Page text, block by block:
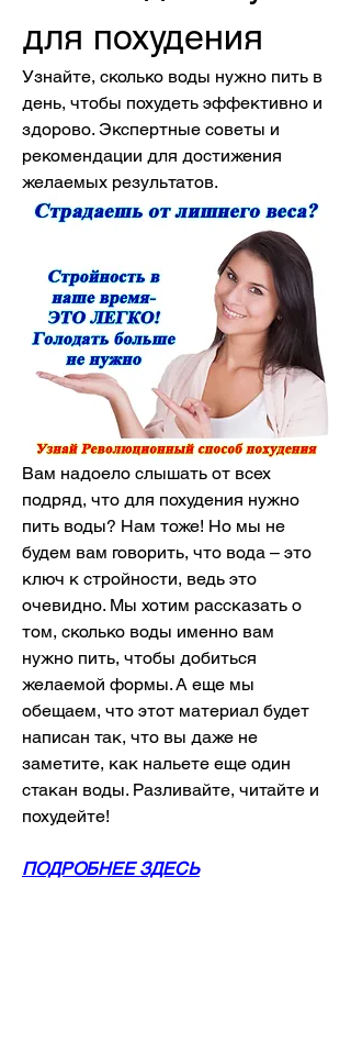
для похудения
Узнайте, сколько воды нужно пить в
день, чтобы похудеть эффективно и
здорово. Экспертные советы и
рекомендации для достижения
желаемых результатов.
Вам надоело слышать от всех
подряд, что для похудения нужно
пить воды? Нам тоже! Но мы не
будем вам говорить, что вода – это
ключ к стройности, ведь это
очевидно. Мы хотим рассказать о
том, сколько воды именно вам
нужно пить, чтобы добиться
желаемой формы. А еще мы
обещаем, что этот материал будет
написан так, что вы даже не
заметите, как нальете еще один
стакан воды. Разливайте, читайте и
похудейте!
ПОДРОБНЕЕ ЗДЕСЬ